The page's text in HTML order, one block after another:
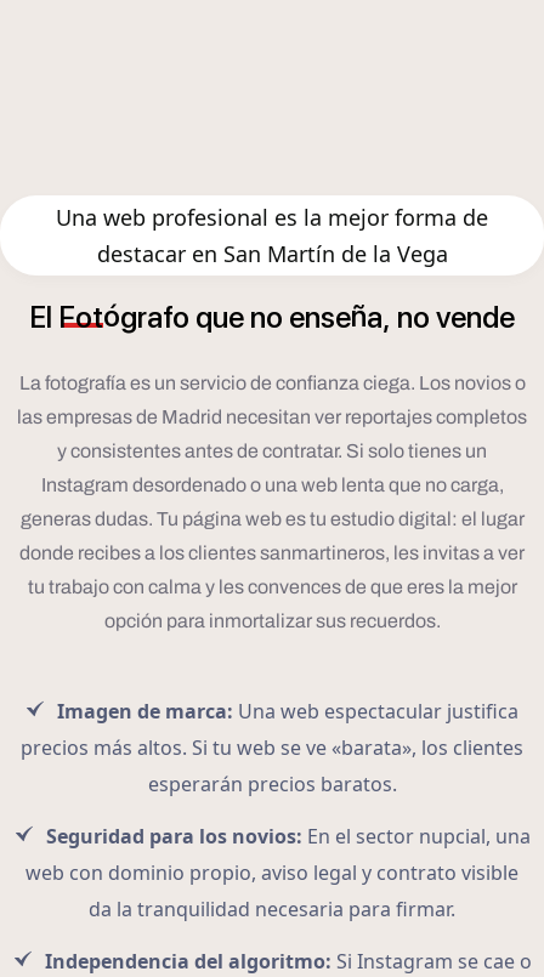
Una web profesional es la mejor forma de
destacar en San Martín de la Vega
El Fotógrafo que no enseña, no vende
La fotografía es un servicio de confianza ciega. Los novios o
las empresas de Madrid necesitan ver reportajes completos
y consistentes antes de contratar. Si solo tienes un
Instagram desordenado o una web lenta que no carga,
generas dudas. Tu página web es tu estudio digital: el lugar
donde recibes a los clientes sanmartineros, les invitas a ver
tu trabajo con calma y les convences de que eres la mejor
opción para inmortalizar sus recuerdos.
Imagen de marca: Una web espectacular justifica
precios más altos. Si tu web se ve «barata», los clientes
esperarán precios baratos.
Seguridad para los novios: En el sector nupcial, una
web con dominio propio, aviso legal y contrato visible
da la tranquilidad necesaria para firmar.
Independencia del algoritmo: Si Instagram se cae o